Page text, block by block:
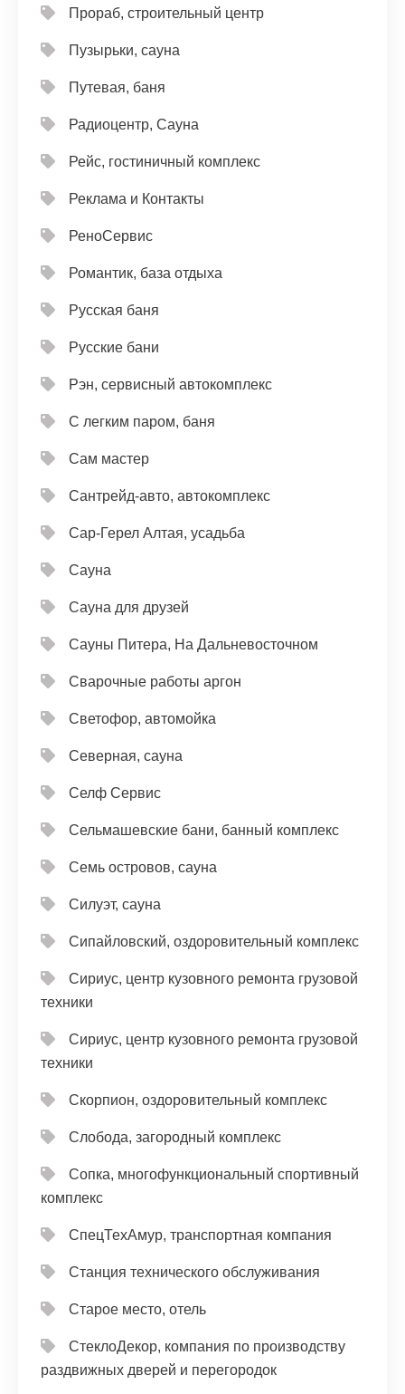
Прораб, строительный центр
Пузырьки, сауна
Путевая, баня
Радиоцентр, Сауна
Рейс, гостиничный комплекс
Реклама и Контакты
РеноСервис
Романтик, база отдыха
Русская баня
Русские бани
Рэн, сервисный автокомплекс
С легким паром, баня
Сам мастер
Сантрейд-авто, автокомплекс
Сар-Герел Алтая, усадьба
Сауна
Сауна для друзей
Сауны Питера, На Дальневосточном
Сварочные работы аргон
Светофор, автомойка
Северная, сауна
Селф Сервис
Сельмашевские бани, банный комплекс
Семь островов, сауна
Силуэт, сауна
Сипайловский, оздоровительный комплекс
Сириус, центр кузовного ремонта грузовой
техники
Сириус, центр кузовного ремонта грузовой
техники
Скорпион, оздоровительный комплекс
Слобода, загородный комплекс
Сопка, многофункциональный спортивный
комплекс
СпецТехАмур, транспортная компания
Станция технического обслуживания
Старое место, отель
СтеклоДекор, компания по производству
раздвижных дверей и перегородок